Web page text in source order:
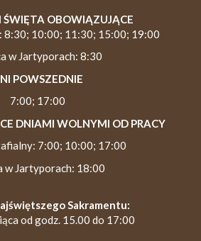
ŚWIĘTA OBOWIĄZUJĄCE
8:30; 10:00; 11:30; 15:00; 19:00
w Jartyporach: 8:30
POWSZEDNIE
7:00; 17:00
DNIAMI WOLNYMI OD PRACY
7:00; 10:00; 17:00
w Jartyporach: 18:00
Sakramentu:
od godz. 15.00 do 17:00